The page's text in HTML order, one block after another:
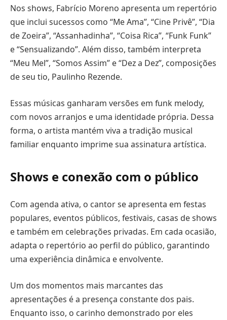
Nos shows, Fabrício Moreno apresenta um repertório
que inclui sucessos como “Me Ama”, “Cine Privê”, “Dia
de Zoeira”, “Assanhadinha”, “Coisa Rica”, “Funk Funk”
e “Sensualizando”. Além disso, também interpreta
“Meu Mel”, “Somos Assim” e “Dez a Dez”, composições
de seu tio, Paulinho Rezende.
Essas músicas ganharam versões em funk melody,
com novos arranjos e uma identidade própria. Dessa
forma, o artista mantém viva a tradição musical
familiar enquanto imprime sua assinatura artística.
Shows e conexão com o público
Com agenda ativa, o cantor se apresenta em festas
populares, eventos públicos, festivais, casas de shows
e também em celebrações privadas. Em cada ocasião,
adapta o repertório ao perfil do público, garantindo
uma experiência dinâmica e envolvente.
Um dos momentos mais marcantes das
apresentações é a presença constante dos pais.
Enquanto isso, o carinho demonstrado por eles